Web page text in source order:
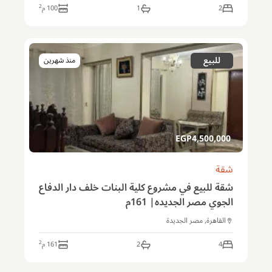
2
1
100م2
للبيع منذ شهرين
4,500,000
EGP
شقة
شقة للبيع في مشروع كلية البنات خلف دار الدفاع
الجوي مصر الجديده| 161م
القاهرة, مصر الجديدة
4
2
161م2